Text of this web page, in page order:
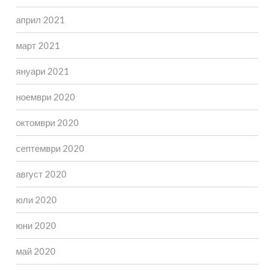
април 2021
март 2021
януари 2021
ноември 2020
октомври 2020
септември 2020
август 2020
юли 2020
юни 2020
май 2020